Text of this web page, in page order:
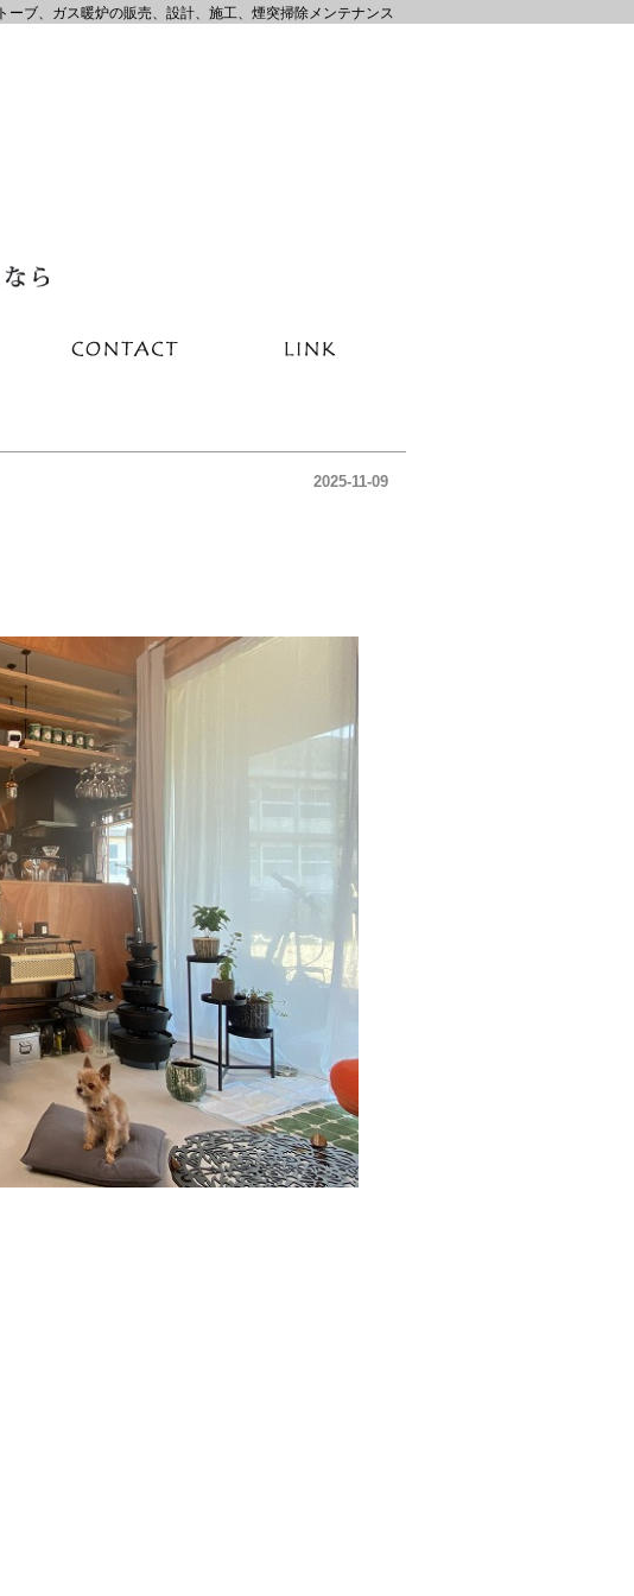
ーブ、ガス暖炉の販売、設計、施工、煙突掃除メンテナンス
2025-11-09